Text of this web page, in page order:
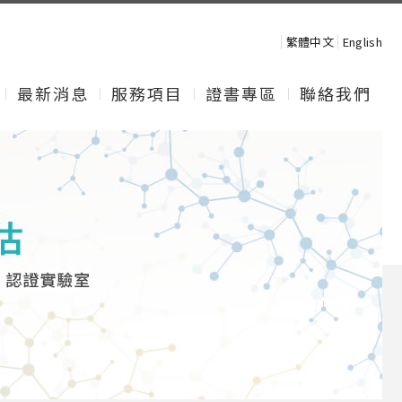
繁體中文 English
最新消息 服務項目 證書專區 聯絡我們